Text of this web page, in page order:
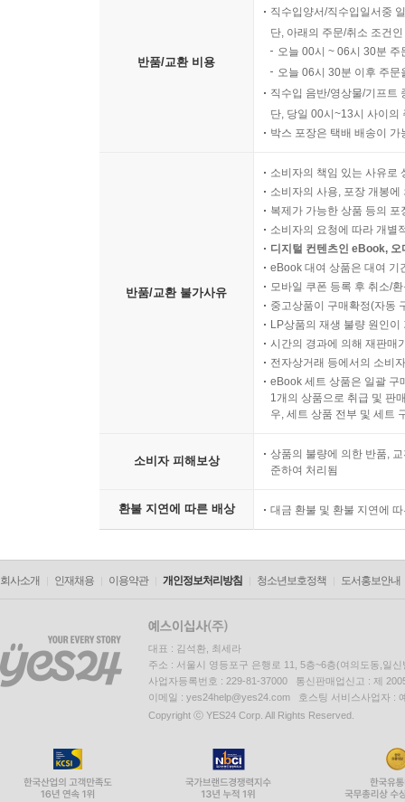
반품/교환 비용
직수입양서/직수입일서중
단, 아래의 주문/취소 조건
오늘 00시 ~ 06시 30분
오늘 06시 30분 이후 주
직수입 음반/영상물/기프트
단, 당일 00시~13시 사이의
박스 포장은 택배 배송이
반품/교환 불가사유
소비자의 책임 있는 사유로
소비자의 사용, 포장 개봉
복제가 가능한 상품 등의
소비자의 요청에 따라 개별
디지털 컨텐츠인 eBook,
eBook 대여 상품은 대여 기
모바일 쿠폰 등록 후 취소/
중고상품이 구매확정(자동
LP상품의 재생 불량 원인
시간의 경과에 의해 재판매
전자상거래 등에서의 소비
eBook 세트 상품은 일괄 구
1개의 상품으로 취급 및 판
우, 세트 상품 전부 및 세트
소비자 피해보상
상품의 불량에 의한 반품,
준하여 처리됨
환불 지연에 따른 배상 대금 환불 및 환불 지연에
회사소개 인재채용 이용약관 개인정보처리방침 청소년보호정책 도서홍보안내
대표 : 김석환, 최세라
주소 : 서울시 영등포구 은행로 11, 5층~6층(여의도동,일신
사업자등록번호 : 229-81-37000 통신판매업신고 : 제
이메일 : yes24help@yes24.com 호스팅 서비스사업자 :
Copyright ⓒ YES24 Corp. All Rights Reserved.